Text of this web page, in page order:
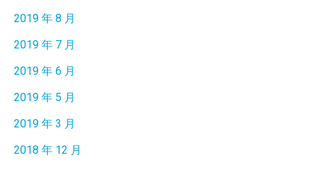
2019 年 8 月
2019 年 7 月
2019 年 6 月
2019 年 5 月
2019 年 3 月
2018 年 12 月